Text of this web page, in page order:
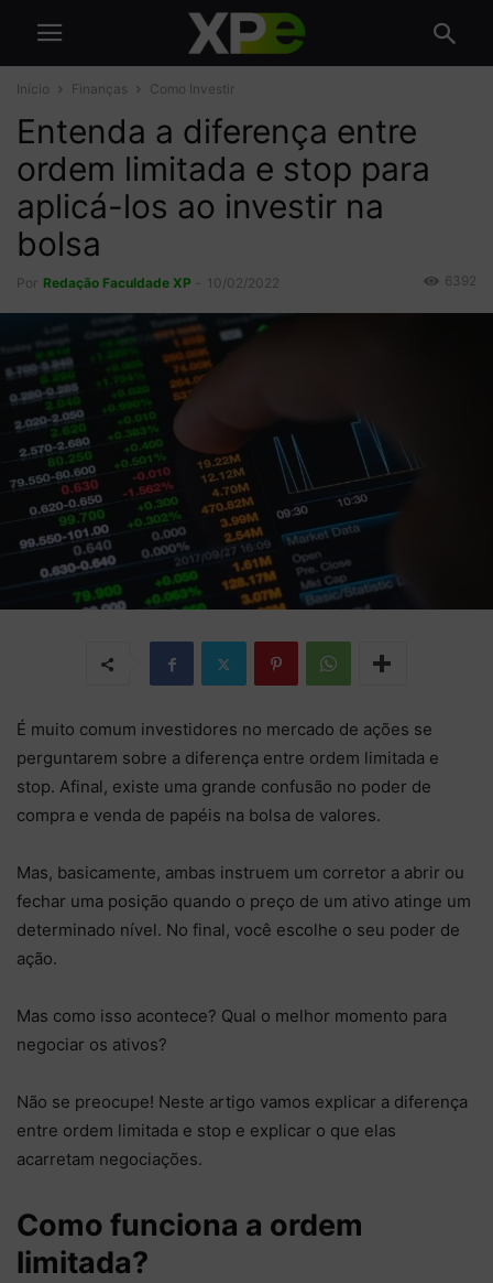
Início Finanças Como Investir
Entenda a diferença entre
ordem limitada e stop para
aplicá-los ao investir na
bolsa
Por Redação Faculdade XP 10/02/2022 6392
É muito comum investidores no mercado de ações se
perguntarem sobre a diferença entre ordem limitada e
stop. Afinal, existe uma grande confusão no poder de
compra e venda de papéis na bolsa de valores.
Mas, basicamente, ambas instruem um corretor a abrir ou
fechar uma posição quando o preço de um ativo atinge um
determinado nível. No final, você escolhe o seu poder de
ação.
Mas como isso acontece? Qual o melhor momento para
negociar os ativos?
Não se preocupe! Neste artigo vamos explicar a diferença
entre ordem limitada e stop e explicar o que elas
acarretam negociações.
Como funciona a ordem
limitada?